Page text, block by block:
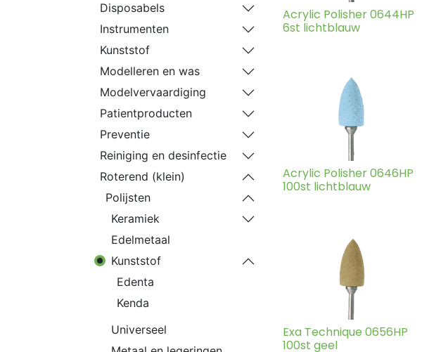
Disposabels
Instrumenten
Kunststof
Modelleren en was
Modelvervaardiging
Patientproducten
Preventie
Reiniging en desinfectie
Roterend (klein)
Polijsten
Keramiek
Edelmetaal
Kunststof
Edenta
Kenda
Universeel
Acrylic Polisher 0644HP
6st lichtblauw
Acrylic Polisher 0646HP
100st lichtblauw
Exa Technique 0656HP
100st geel